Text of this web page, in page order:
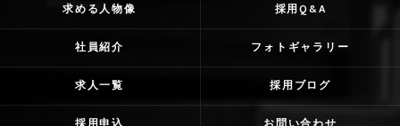
求める人物像 採用Q&A
社員紹介 フォトギャラリー
求人一覧 採用ブログ